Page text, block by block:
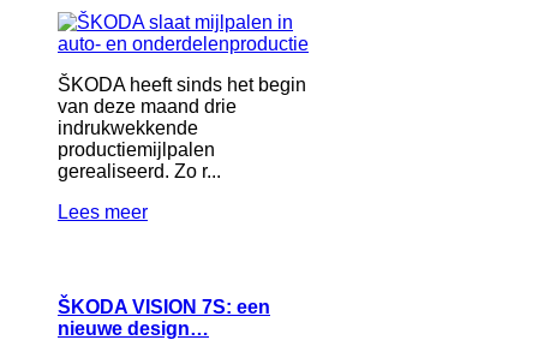
ŠKODA heeft sinds het begin
van deze maand drie
indrukwekkende
productiemijlpalen
gerealiseerd. Zo r...
Lees meer
ŠKODA VISION 7S: een
nieuwe design…